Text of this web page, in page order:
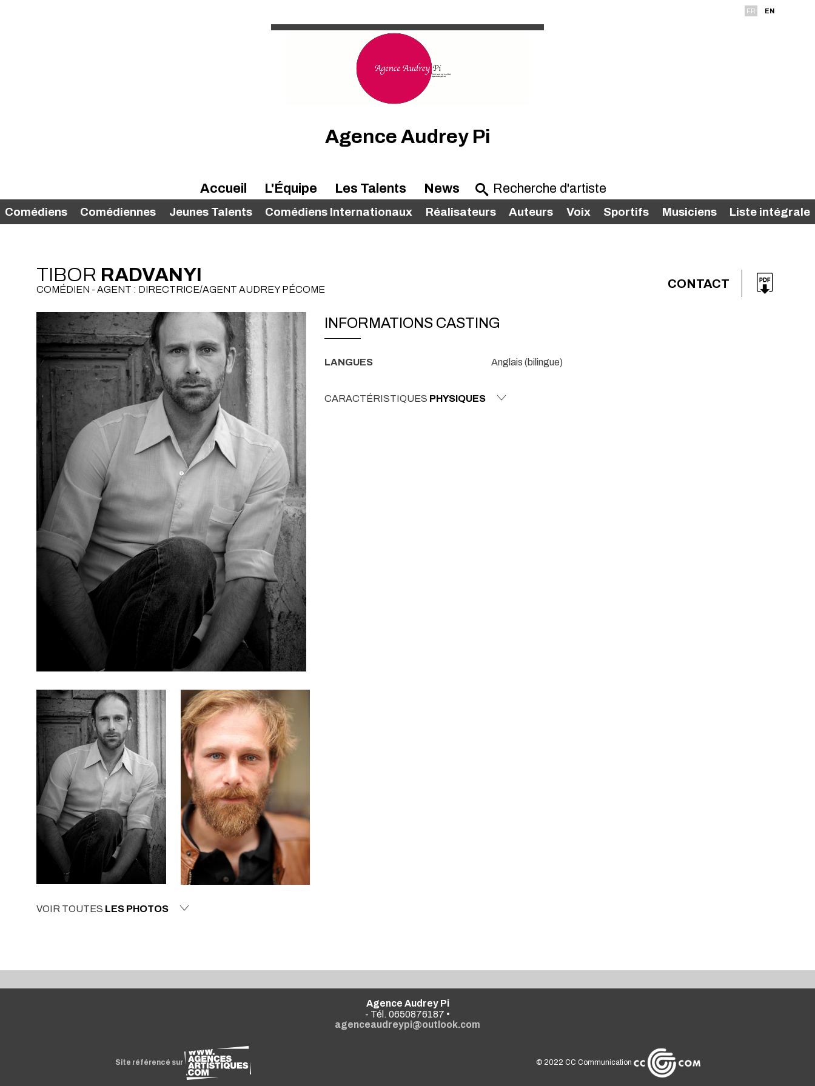
FR EN
Agence Audrey Pi
Accueil L'Équipe Les Talents
Comédiens Comédiennes Jeunes Talents Comédiens Internationaux Réalisateurs Auteurs Voix Sportifs Musiciens Liste intégrale
News
TIBOR RADVANYI
COMÉDIEN - AGENT : DIRECTRICE/AGENT AUDREY PÉCOME CONTACT
VOIR TOUTES LES PHOTOS
INFORMATIONS CASTING
LANGUES Anglais (bilingue)
CARACTÉRISTIQUES PHYSIQUES
Agence Audrey Pi
- Tél. 0650876187 •
agenceaudreypi@outlook.com
Site référencé sur © 2022 CC Communication